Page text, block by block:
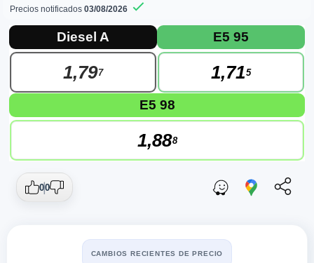
Precios notificados03/08/2026
Precios actuales de combustibles en
Consulta los precios actuales de la gasolinera SERTUY -
Diesel A
1,797
E5 95
1,715
E5 98
1,888
00
CAMBIOS RECIENTES DE PRECIO